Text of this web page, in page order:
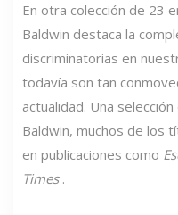
En otra colección de 23
Baldwin destaca la
discriminatorias en
todavía son tan
actualidad. Una
Baldwin, muchos de los
en publicaciones como
Times.